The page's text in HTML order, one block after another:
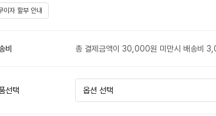
이자 할부 안내
비 총 결제금액이 30,000원 미만시 배송비
선택